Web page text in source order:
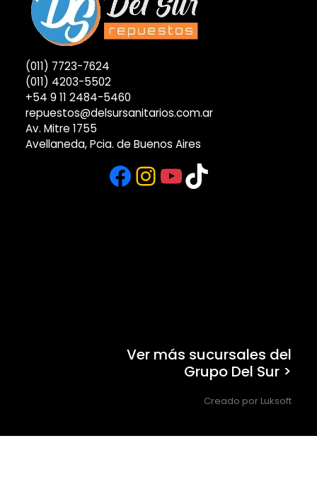
(011) 7723-7624
(011) 4203-5502
+54 9 11 2484-5460
repuestos@delsursanitarios.com.ar
Av. Mitre 1755
Avellaneda, Pcia. de Buenos Aires
Facebook
Instagram
YouTube
TikTok
Ver más sucursales del
Grupo Del Sur >
Creado por Luksoft